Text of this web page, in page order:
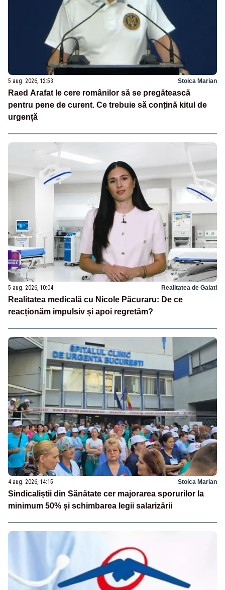
5 aug. 2026, 12:53 Stoica Marian
Raed Arafat le cere românilor să se pregătească
pentru pene de curent. Ce trebuie să conțină kitul de
urgență
5 aug. 2026, 10:04 Realitatea de Galati
Realitatea medicală cu Nicole Păcuraru: De ce
reacționăm impulsiv și apoi regretăm?
4 aug. 2026, 14:15 Stoica Marian
Sindicaliștii din Sănătate cer majorarea sporurilor la
minimum 50% și schimbarea legii salarizării